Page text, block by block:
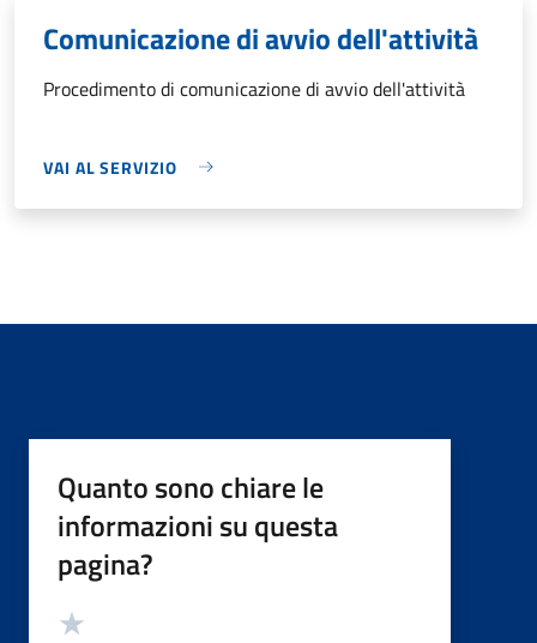
Comunicazione di avvio dell'attività
Procedimento di comunicazione di avvio dell'attività
VAI AL SERVIZIO
Quanto sono chiare le
informazioni su questa
pagina?
Valutazione